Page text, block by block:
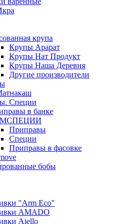
крупа
Крупы Арарат
Крупы Нат Продукт
Крупы Наша Деревня
Другие производители
Специи
в банке
Приправы
Специи
Приправы в фасовке
бобы
"Arm Eco"
AMADO
Aiello